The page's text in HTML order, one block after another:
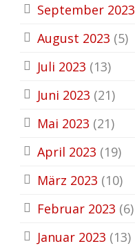
September 2023
August 2023 (5)
Juli 2023 (13)
Juni 2023 (21)
Mai 2023 (21)
April 2023 (19)
März 2023 (10)
Februar 2023 (6)
Januar 2023 (13)